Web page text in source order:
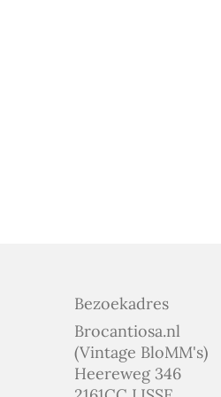
Bezoekadres
Brocantiosa.nl
(Vintage BloMM's)
Heereweg 346